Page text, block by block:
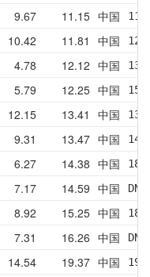
9.67 11.15 中国
10.42 11.81 中国
4.78 12.12 中国
5.79 12.25 中国
12.15 13.41 中国
9.31 13.47 中国
6.27 14.38 中国
7.17 14.59 中国
8.92 15.25 中国
7.31 16.26 中国
14.54 19.37 中国